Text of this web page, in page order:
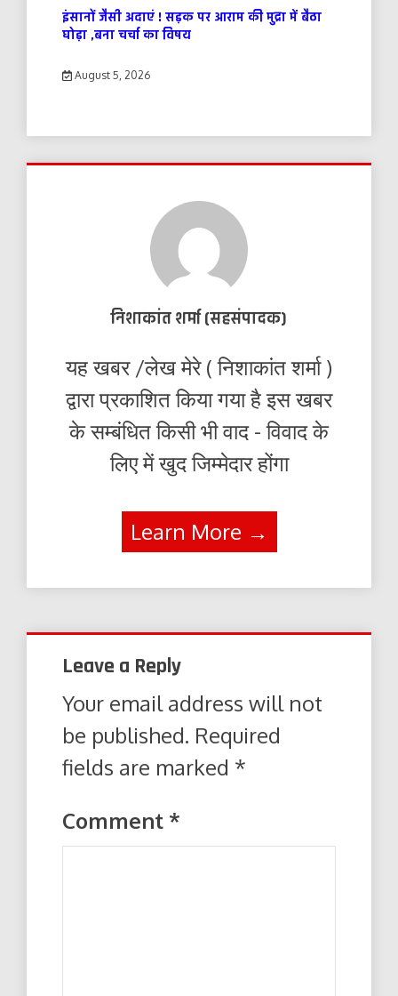
इंसानों जैसी अदाएं ! सड़क पर आराम की मुद्रा में बैठा
घोड़ा ,बना चर्चा का विषय
August 5, 2026
निशाकांत शर्मा (सहसंपादक)
यह खबर /लेख मेरे ( निशाकांत शर्मा )
द्वारा प्रकाशित किया गया है इस खबर
के सम्बंधित किसी भी वाद - विवाद के
लिए में खुद जिम्मेदार होंगा
Learn More →
Leave a Reply
Your email address will not
be published. Required
fields are marked *
Comment *